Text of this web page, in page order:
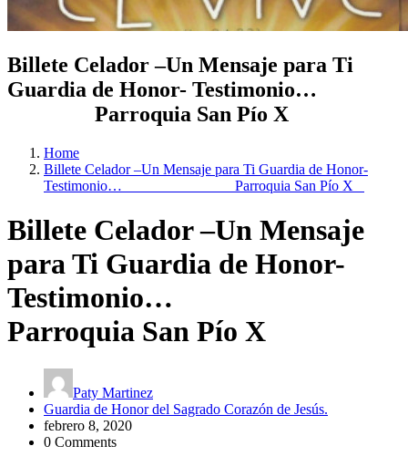
Billete Celador –Un Mensaje para Ti
Guardia de Honor- Testimonio…
Parroquia San Pío X
Home
Billete Celador –Un Mensaje para Ti Guardia de Honor-
Testimonio… Parroquia San Pío X
Billete Celador –Un Mensaje
para Ti Guardia de Honor-
Testimonio…
Parroquia San Pío X
Paty Martinez
Guardia de Honor del Sagrado Corazón de Jesús.
febrero 8, 2020
0 Comments